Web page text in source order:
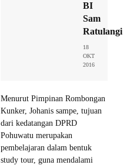
BI
Sam
Ratulangi
18
OKT
2016
Menurut Pimpinan Rombongan
Kunker, Johanis sampe, tujuan
dari kedatangan DPRD
Pohuwatu merupakan
pembelajaran dalam bentuk
study tour, guna mendalami